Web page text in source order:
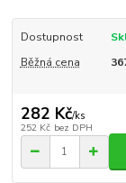
Dostupnost
Běžná cena
282 Kč/ks
252 Kč bez DPH